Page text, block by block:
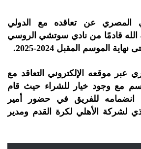
المصري عن تعاقده مع الدولي
الله قادمًا من نادي سوتشي الروسي
الموسم المقبل 2024-2025.
عبر موقعه الإلكتروني التعاقد مع
مع وجود خيار للشراء حيث قام
انضمامه للفريق في حضور أمير
لشركة الأهلي لكرة القدم ومدير